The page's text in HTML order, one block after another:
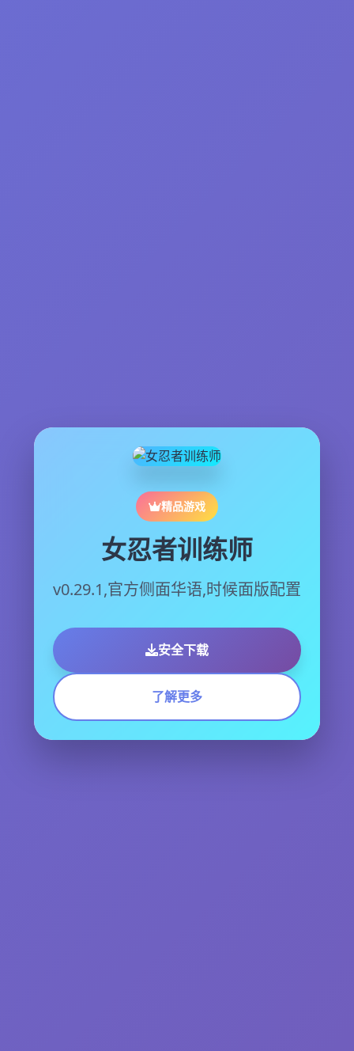
精品游戏
女忍者训练师
v0.29.1,官方侧面华语,时候面版配置
安全下载
了解更多